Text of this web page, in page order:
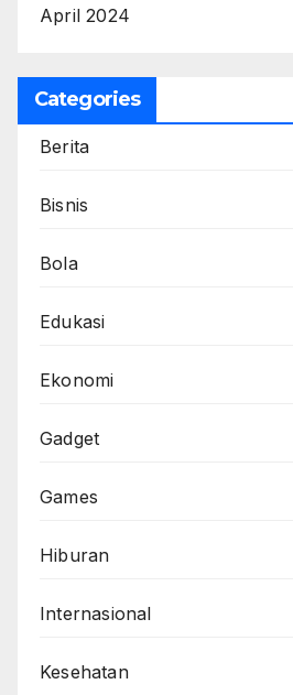
April 2024
Categories
Berita
Bisnis
Bola
Edukasi
Ekonomi
Gadget
Games
Hiburan
Internasional
Kesehatan